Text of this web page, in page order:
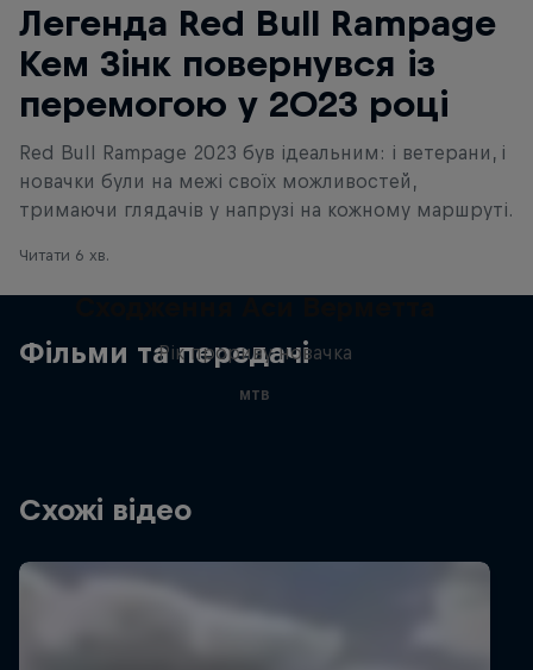
Легенда Red Bull Rampage
Кем Зінк повернувся із
перемогою у 2023 році
Red Bull Rampage 2023 був ідеальним: і ветерани, і
новачки були на межі своїх можливостей,
тримаючи глядачів у напрузі на кожному маршруті.
Читати 6 хв.
Фільми та передачі
Рік прориву новачка
MTB
Схожі відео